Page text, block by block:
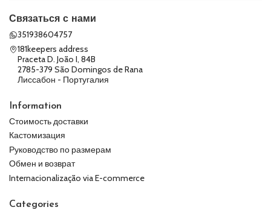
Связаться с нами
351938604757
181keepers address
Praceta D. João I, 84B
2785-379 São Domingos de Rana
Лиссабон - Португалия
Information
Стоимость доставки
Кастомизация
Руководство по размерам
Обмен и возврат
Internacionalização via E-commerce
Categories